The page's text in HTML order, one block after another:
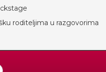
roditeljima u razgovorima